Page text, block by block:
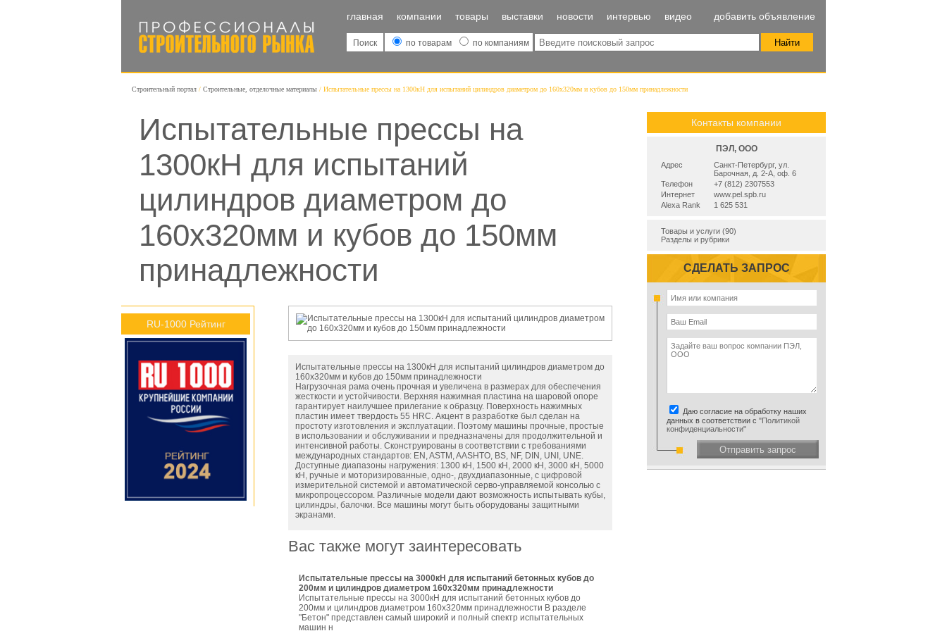
главная компании товары выставки новости интервью видео добавить объявление
Поиск по товарам по компаниям
Строительный портал Строительные, отделочные материалы Испытательные прессы на 1300кН для испытаний цилиндров диаметром до 160х320мм и кубов до 150мм принадлежности
Испытательные прессы на
1300кН для испытаний
цилиндров диаметром до
160х320мм и кубов до 150мм
принадлежности
RU-1000 Рейтинг
Испытательные прессы на 1300кН для испытаний цилиндров диаметром до
160х320мм и кубов до 150мм принадлежности
Нагрузочная рама очень прочная и увеличена в размерах для обеспечения
жесткости и устойчивости. Верхняя нажимная пластина на шаровой опоре
гарантирует наилучшее прилегание к образцу. Поверхность нажимных
пластин имеет твердость 55 HRC. Акцент в разработке был сделан на
простоту изготовления и эксплуатации. Поэтому машины прочные, простые
в использовании и обслуживании и предназначены для продолжительной и
интенсивной работы. Сконструированы в соответствии с требованиями
международных стандартов: EN, ASTM, AASHTO, BS, NF, DIN, UNI, UNE.
Доступные диапазоны нагружения: 1300 кН, 1500 кН, 2000 кН, 3000 кН, 5000
кН, ручные и моторизированные, одно-, двухдиапазонные, с цифровой
измерительной системой и автоматической серво-управляемой консолью с
микропроцессором. Различные модели дают возможность испытывать кубы,
цилиндры, балочки. Все машины могут быть оборудованы защитными
экранами.
Вас также могут заинтересовать
Испытательные прессы на 3000кН для испытаний бетонных кубов до
200мм и цилиндров диаметром 160х320мм принадлежности
Испытательные прессы на 3000кН для испытаний бетонных кубов до
200мм и цилиндров диаметром 160х320мм принадлежности В разделе
"Бетон" представлен самый широкий и полный спектр испытательных
машин н
Контакты компании
ПЭЛ, ООО
Адрес
Санкт-Петербург, ул.
Барочная, д. 2-А, оф. 6
Телефон
+7 (812) 2307553
Интернет
www.pel.spb.ru
Alexa Rank
1 625 531
Товары и услуги (90)
Разделы и рубрики
СДЕЛАТЬ ЗАПРОС
Даю согласие на обработку наших
данных в соответствии с "Политикой
конфиденциальности"
Отправить запрос